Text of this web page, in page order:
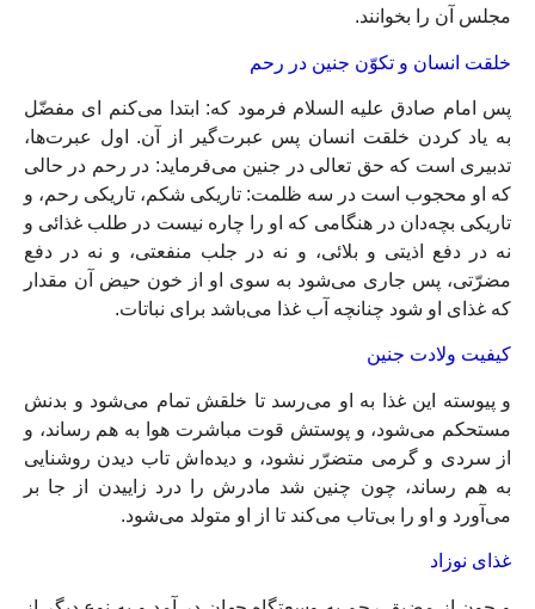
مجلس آن را بخوانند.
خلقت انسان و تكوّن جنين در رحم‏
پس امام صادق عليه السلام فرمود كه: ابتدا مى‏‌كنم اى مفضّل
به ياد كردن خلقت انسان پس عبرت‌‏گير از آن. اول عبرت‌ها،
تدبيرى است كه حق تعالى در جنين مى‏‌فرمايد: در رحم در حالى
كه او محجوب است در سه ظلمت: تاريكى شكم، تاريكى رحم، و
تاريكى بچه‏‌دان در هنگامى كه او را چاره نيست در طلب غذائى و
نه در دفع اذيتى و بلائى، و نه در جلب‏ منفعتى، و نه در دفع
مضرّتى، پس جارى مى‏‌شود به سوى او از خون حيض آن مقدار
كه غذاى او شود چنانچه آب غذا مى‏‌باشد براى نباتات.
كيفيت ولادت جنين‏
و پيوسته اين غذا به او مى‌‏رسد تا خلقش تمام مى‏‌شود و بدنش
مستحكم مى‏‌شود، و پوستش قوت مباشرت هوا به هم رساند، و
از سردى و گرمى متضرّر نشود، و ديده‏‌اش تاب ديدن روشنایى
به هم رساند، چون چنين شد مادرش را درد زایيدن از جا بر
مى‌‏آورد و او را بى‏‌تاب مى‏‌كند تا از او متولد مى‏‌شود.
غذاى نوزاد